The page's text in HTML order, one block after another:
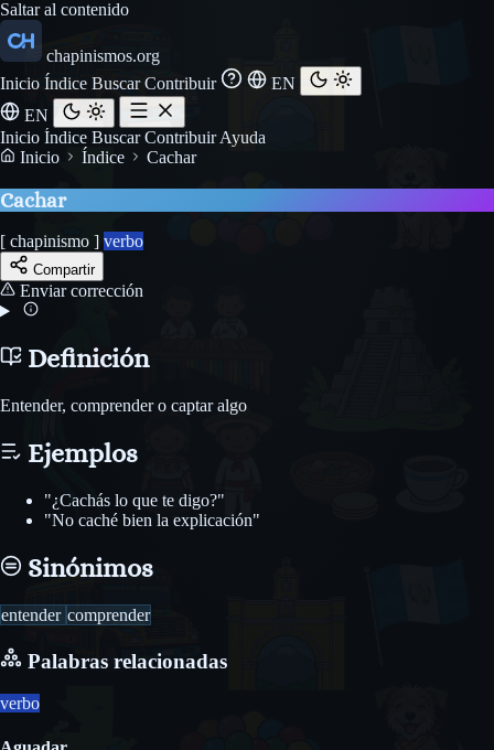
Saltar al contenido
chapinismos.org
Inicio Índice BuscarContribuir
EN
EN
Inicio Índice BuscarContribuirAyuda
Inicio
Índice Cachar
Cachar
[ chapinismo ] verbo
Compartir
Enviar corrección
Definición
Entender, comprender o captar algo
Ejemplos
"¿Cachás lo que te digo?"
"No caché bien la explicación"
Sinónimos
entender comprender
Palabras relacionadas
verbo